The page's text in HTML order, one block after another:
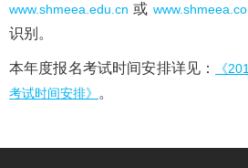
www.shmeea.edu.cn 或
识别。
本年度报名考试时间安排详见：
《
考试时间安排》
。